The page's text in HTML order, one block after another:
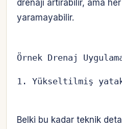
Rolüne uygun panelden devam et.
Üretici / çiftçi paneli
drenajı artırabilir, ama
yaramayabilir.
Örnek Drenaj
1. Yükseltilmiş
Belki bu kadar teknik